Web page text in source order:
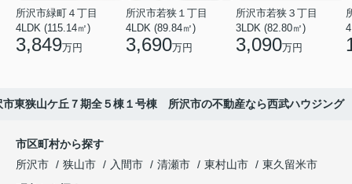
所沢市緑町４丁目
4LDK (115.14㎡)
3,849万円
所沢市若狭１丁目
4LDK (89.84㎡)
3,690万円
所沢市若狭３丁目
3LDK (82.80㎡)
3,090万円
市東狭山ケ丘７期全５棟１号棟 所沢市の不動産なら西武ハウジング
市区町村から探す
所沢市
狭山市 入間市 清瀬市 東村山市
東久留米市